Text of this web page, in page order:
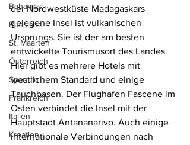
Bahamas
Russland
St. Maarten
Österreich
Spanien
Frankreich
Italien
Kroatien
der Nordwestküste Madagaskars
gelegene Insel ist vulkanischen
Ursprungs. Sie ist der am besten
entwickelte Tourismusort des Landes.
Hier gibt es mehrere Hotels mit
westlichem Standard und einige
Tauchbasen. Der Flughafen Fascene im
Osten verbindet die Insel mit der
Hauptstadt Antananarivo. Auch einige
internationale Verbindungen nach